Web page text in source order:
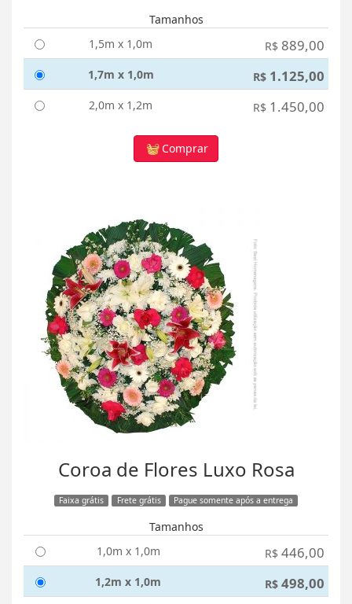
Tamanhos
1,5m x 1,0m
R$ 889,00
1,7m x 1,0m R$ 1.125,00
2,0m x 1,2m R$ 1.450,00
Comprar
Coroa de Flores Luxo Rosa
Faixa grátis Frete grátis Pague somente após a entrega
Tamanhos
1,0m x 1,0m
R$ 446,00
1,2m x 1,0m R$ 498,00